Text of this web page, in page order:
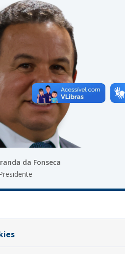
da Fonseca